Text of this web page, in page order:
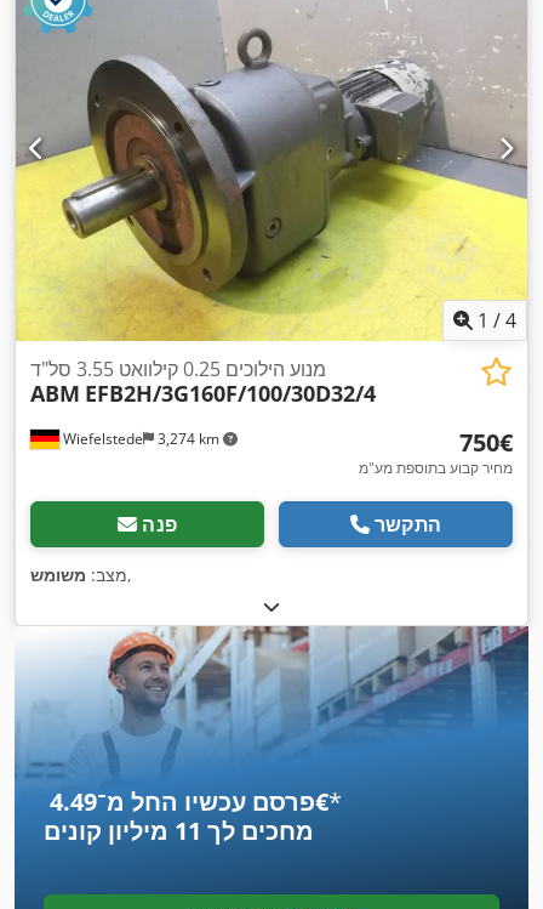
1 /4
Wiefelstede 3,274 km
מנוע הילוכים 0.25 קילוואט 3.55 סל"ד
ABM EFB2H/3G160F/100/30D32/4
‏750 ‏€
מחיר קבוע בתוספת מע"מ
פנה התקשר
מצב: משומש ,
פרסם עכשיו החל מ־‏4.49 ‏€*
מחכים לך 11 מיליון קונים